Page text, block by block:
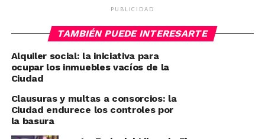
PUBLICIDAD
TAMBIÉN PUEDE INTERESARTE
Alquiler social: la iniciativa para
ocupar los inmuebles vacíos de la
Ciudad
Clausuras y multas a consorcios: la
Ciudad endurece los controles por
la basura